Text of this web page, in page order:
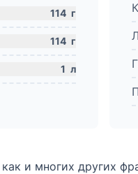
114 г
114 г
1 л
и многих других